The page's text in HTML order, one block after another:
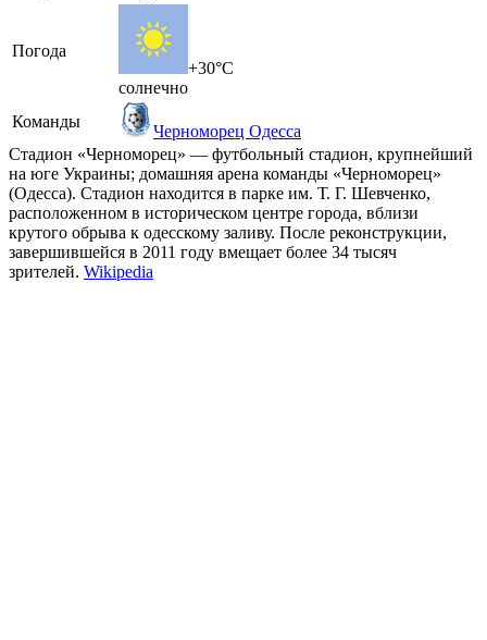
Погода
+30°C
солнечно
Команды
Черноморец Одесса
Стадион «Черноморец» — футбольный стадион, крупнейший
на юге Украины; домашняя арена команды «Черноморец»
(Одесса). Стадион находится в парке им. Т. Г. Шевченко,
расположенном в историческом центре города, вблизи
крутого обрыва к одесскому заливу. После реконструкции,
завершившейся в 2011 году вмещает более 34 тысяч
зрителей. Wikipedia